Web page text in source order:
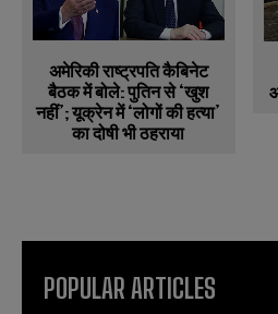
अमेरिकी राष्ट्रपति कैबिनेट
बैठक में बोले: पुतिन से ‘खुश
नहीं’; यूक्रेन में ‘लोगों की हत्या’
का दोषी भी ठहराया
POPULAR ARTICLES